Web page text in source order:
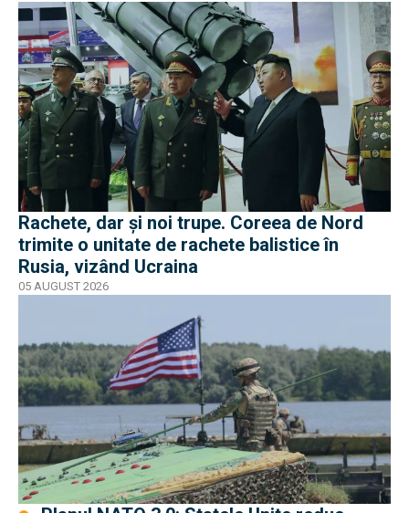
Rachete, dar și noi trupe. Coreea de Nord
trimite o unitate de rachete balistice în
Rusia, vizând Ucraina
05 AUGUST 2026